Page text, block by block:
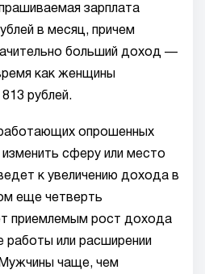
зарплата
в месяц, причем
больший доход —
как женщины
рублей.
опрошенных
сферу или место
к увеличению дохода в
еще четверть
приемлемым рост дохода
работы или расширении
чаще, чем